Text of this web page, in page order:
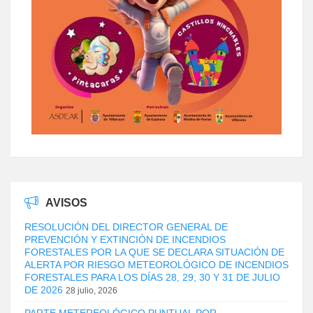
AVISOS
RESOLUCIÓN DEL DIRECTOR GENERAL DE
PREVENCIÓN Y EXTINCIÓN DE INCENDIOS
FORESTALES POR LA QUE SE DECLARA SITUACIÓN DE
ALERTA POR RIESGO METEOROLÓGICO DE INCENDIOS
FORESTALES PARA LOS DÍAS 28, 29, 30 Y 31 DE JULIO
DE 2026 28 julio, 2026